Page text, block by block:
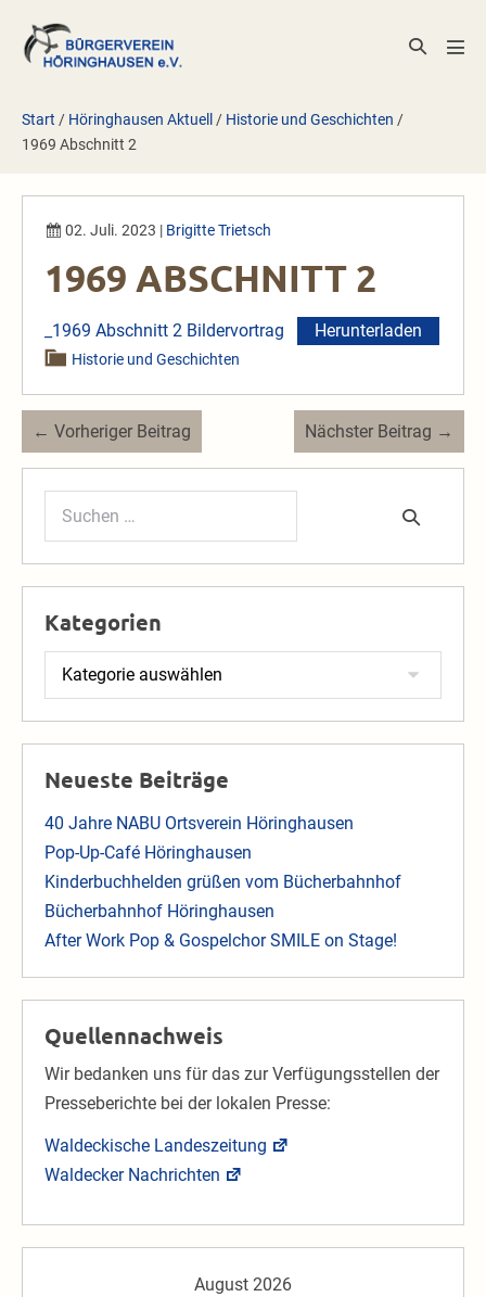
Inhalt
springen
Suche-
Start / Höringhausen Aktuell / Historie und Geschichten /
1969 Abschnitt 2
02. Juli. 2023 | Brigitte Trietsch
1969 ABSCHNITT 2
_1969 Abschnitt 2 Bildervortrag Herunterladen
Historie und Geschichten
Beitragsnavigation
← Vorheriger Beitrag Nächster Beitrag →
Suchen
Kategorien
Kategorien
Neueste Beiträge
40 Jahre NABU Ortsverein Höringhausen
Pop-Up-Café Höringhausen
Kinderbuchhelden grüßen vom Bücherbahnhof
Bücherbahnhof Höringhausen
After Work Pop & Gospelchor SMILE on Stage!
Quellennachweis
Wir bedanken uns für das zur Verfügungsstellen der
Presseberichte bei der lokalen Presse:
Waldeckische Landeszeitung
Waldecker Nachrichten
August 2026